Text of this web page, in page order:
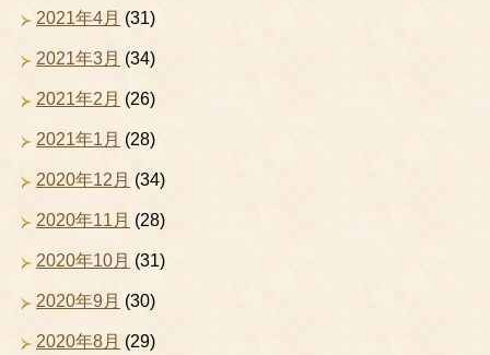
2021年4月 (31)
2021年3月 (34)
2021年2月 (26)
2021年1月 (28)
2020年12月 (34)
2020年11月 (28)
2020年10月 (31)
2020年9月 (30)
2020年8月 (29)